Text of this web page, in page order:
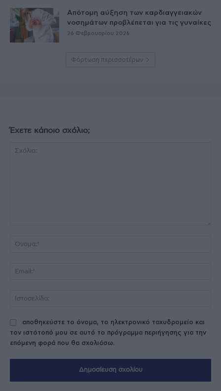
Απότομη αύξηση των καρδιαγγειακών
νοσημάτων προβλέπεται για τις γυναίκες
26 Φεβρουαρίου 2026
Φόρτωση περισσοτέρων
Έχετε κάποιο σχόλιο;
αποθηκεύστε το όνομα, το ηλεκτρονικό ταχυδρομείο και
τον ιστότοπό μου σε αυτό το πρόγραμμα περιήγησης για την
επόμενη φορά που θα σχολιάσω.